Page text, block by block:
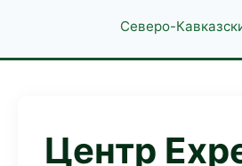
Северо-
Центр